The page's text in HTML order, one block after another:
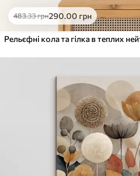
Еко-Преміум
.00грн
✓Яскраві, насичені кольори
Поверхня з текстурою полотна
Екологічний матеріал
483.33грн290.00 грн